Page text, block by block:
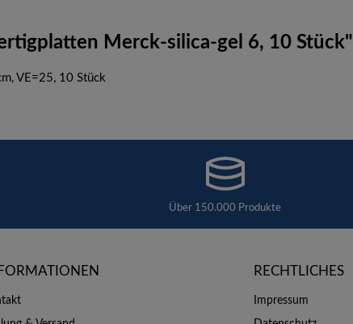
Merck-silica-gel 6, 10 Stück"
VE=25, 10 Stück
Über 150.000 Produkte
RECHTLICHES
Impressum